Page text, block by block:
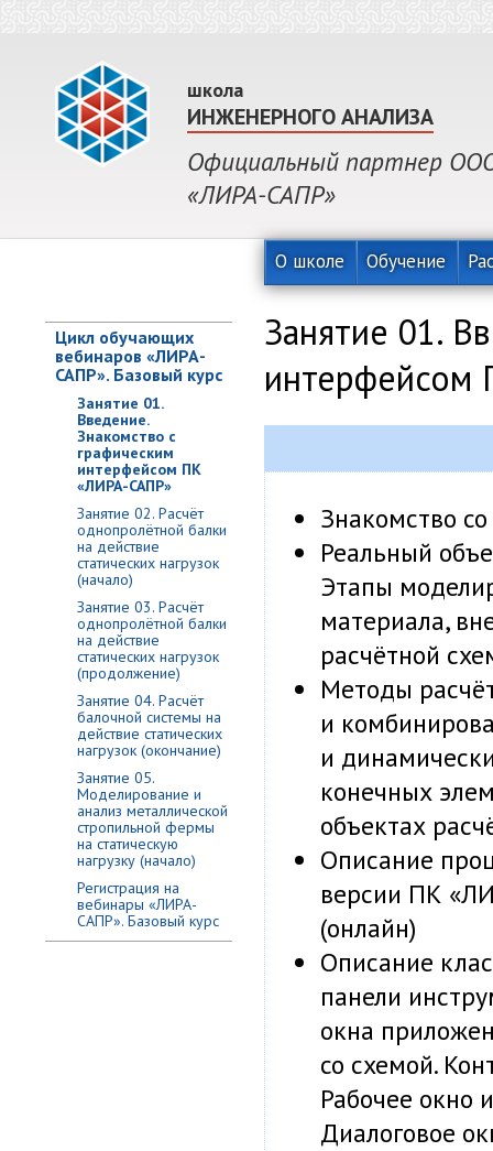
школа
ИНЖЕНЕРНОГО АНАЛИЗА
Официальный партнер
«ЛИРА-САПР»
Цикл обучающих
вебинаров «ЛИРА-
САПР». Базовый курс
Занятие 01.
Введение.
Знакомство с
графическим
интерфейсом ПК
«ЛИРА-САПР»
Занятие 02. Расчёт
однопролётной балки
на действие
статических нагрузок
(начало)
Занятие 03. Расчёт
однопролётной балки
на действие
статических нагрузок
(продолжение)
Занятие 04. Расчёт
балочной системы на
действие статических
нагрузок (окончание)
Занятие 05.
Моделирование и
анализ металлической
стропильной фермы
на статическую
нагрузку (начало)
Регистрация на
вебинары «ЛИРА-
САПР». Базовый курс
О школе Обучение
Занятие 01.
Знакомство
Реальный
Этапы
материала,
расчётной
Методы
и
и
конечных
объектах
Описание
версии ПК
(онлайн)
Описание
панели
окна
со схемой.
Рабочее окно
Диалоговое